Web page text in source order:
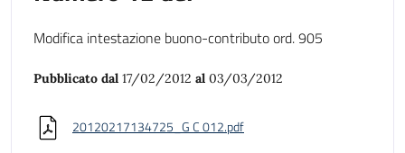
Modifica intestazione buono-contributo ord. 905
Pubblicato dal 17/02/2012 al 03/03/2012
20120217134725_G C 012.pdf